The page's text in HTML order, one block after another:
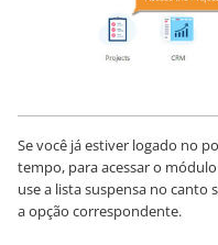
Se você já estiver logado no
tempo, para acessar o
use a lista suspensa no canto
a opção correspondente.